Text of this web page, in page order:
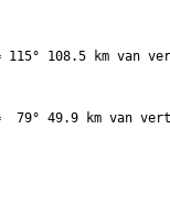
115° 108.5 km van
79° 49.9 km van